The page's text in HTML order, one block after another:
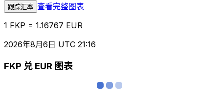
跟踪汇率 查看完整图表
1 FKP = 1.16767 EUR
2026年8月6日 UTC 21:16
FKP 兑 EUR 图表